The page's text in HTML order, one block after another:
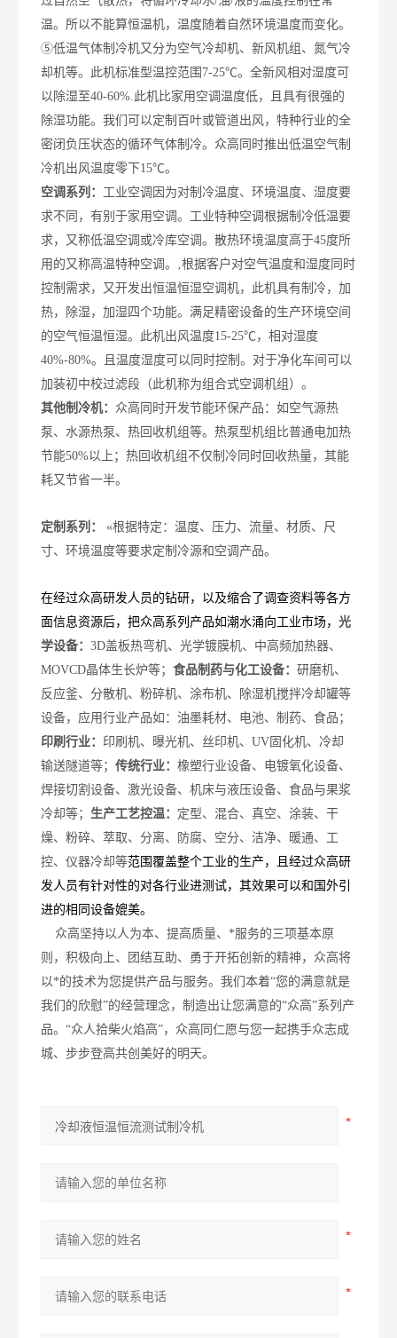
温。所以不能算恒温机，温度随着自然环境温度而变化。
⑤低温气体制冷机又 分为空气冷却机、新风机组、氮气冷
却机等。此机标准型温控范围7-25℃。全新风相对湿度可
以除湿至40-60%.此机比家用空调温度低，且具有很强的
除湿功能。我们可以定制百叶或管道出风，特种行业的全
密闭负压状态的循环气体制冷。 众高 同时推出低温空气制
冷机出风温度零下15℃。
空调系列： 工业空调因为对制冷温度、环境温度、湿度要
求不同，有别于家用空调。 工业特种空调根据制冷低温要
求，又称低温空调或冷库空调。散热环境温度高于45度所
用的又称高温特种空调。 ‚根据客户对空气温度和湿度同时
控制需求，又开发出恒温恒湿空调机，此机具有制冷，加
热，除湿，加湿四个功能。满足精密设备的生产环境空间
的空气恒温恒湿。此机出风温度15-25℃，相对湿度
40%-80%。且温度湿度可以同时控制。对于净化车间可以
加装初中校过滤段（此机称为组合式空调机组）。
其他制冷机： 众高 同时开发节能环保产品：如空气源热
泵、水源热泵、热回收机组等。热泵型机组比普通电加热
节能50%以上；热回收机组不仅制冷同时回收热量，其能
耗又节省一半。
定制系列： «根据特定：温度、压力、流量、材质、尺
寸、环境温度等要求定制冷源和空调产品。
在经过众高研发人员的钻研，以及缩合了调查资料等各方
面信息资源后，把众高系列产品如潮水涌向工业市场，光
学设备：3D盖板热弯机、光学镀膜机、中高频加热器、
MOVCD晶体生长炉等；食品制药与化工设备：研磨机、
反应釜、分散机、粉碎机、涂布机、除湿机搅拌冷却罐等
设备，应用行业产品如：油墨耗材、电池、制药、食品；
印刷行业： 印刷机、曝光机、丝印机、UV固化机、冷却
输送隧道等；传统行业：橡塑行业设备、电镀氧化设备、
焊接切割设备、激光设备、机床与液压设备、食品与果浆
冷却等；生产工艺控温： 定型、混合、真空、涂装、干
燥、粉碎、萃取、分离、防腐、空分、洁净、暖通、工
控、仪器冷却等范围覆盖整个工业的生产，且经过众高研
发人员有针对性的对各行业进测试，其效果可以和国外引
进的相同设备媲美。
众高坚持以人为本、提高质量、*服务的三项基本原
则，积极向上、团结互助、勇于开拓创新的精神， 众高将
以*的技术为您提供产品与服务。我们本着“您的满意就是
我们的欣慰”的经营理念，制造出让您满意的“众高”系列产
品。“众人拾柴火焰高”，众高同仁愿与您一起携手众志成
城、步步登高共创美好的明天。